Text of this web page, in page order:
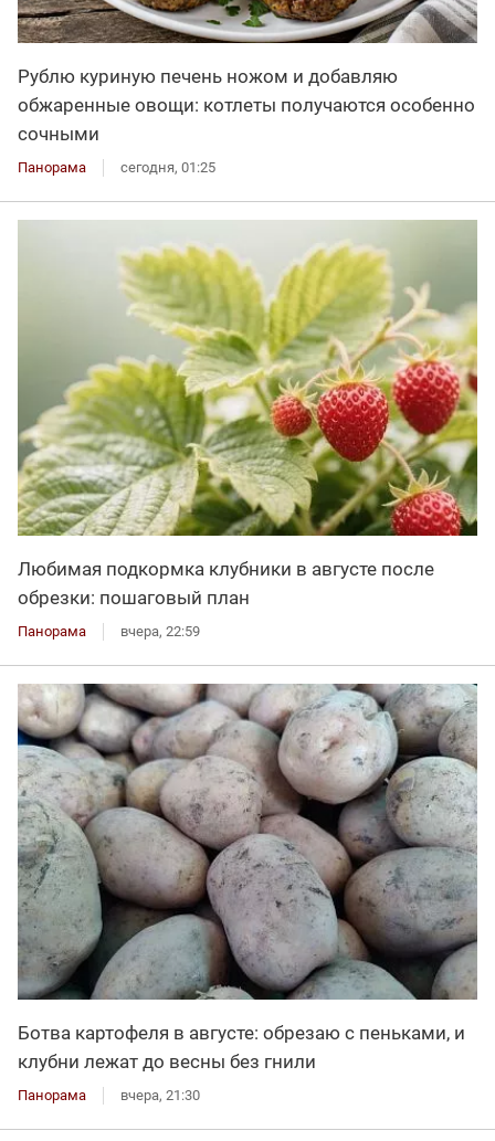
Рублю куриную печень ножом и добавляю
обжаренные овощи: котлеты получаются особенно
сочными
Панорама сегодня, 01:25
Любимая подкормка клубники в августе после
обрезки: пошаговый план
Панорама вчера, 22:59
Ботва картофеля в августе: обрезаю с пеньками, и
клубни лежат до весны без гнили
Панорама вчера, 21:30